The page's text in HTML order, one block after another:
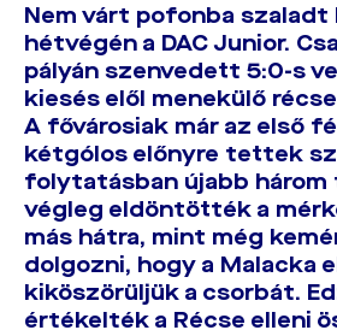
Nem várt pofonba szaladt
hétvégén a DAC Junior.
pályán szenvedett 5:0-s
kiesés elől menekülő
A fővárosiak már az első
kétgólos előnyre tettek
folytatásban újabb három
végleg eldöntötték a
más hátra, mint még
dolgozni, hogy a Malacka
kiköszörüljük a csorbát.
értékelték a Récse elleni